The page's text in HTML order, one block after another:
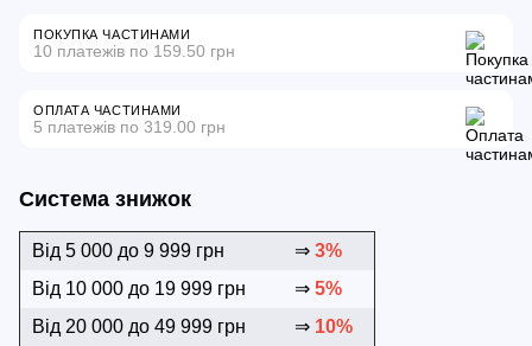
ПОКУПКА ЧАСТИНАМИ
10 платежів по 159.50 грн
ОПЛАТА ЧАСТИНАМИ
5 платежів по 319.00 грн
Система знижок
Від 5 000 до 9 999 грн ⇒ 3%
Від 10 000 до 19 999 грн
⇒ 5%
Від 20 000 до 49 999 грн
⇒ 10%